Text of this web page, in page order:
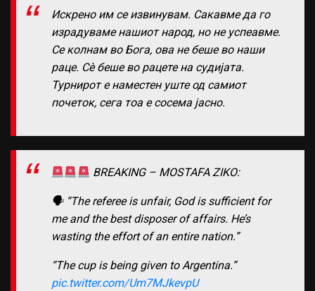
Искрено им се извинувам. Сакавме да го
израдуваме нашиот народ, но не успеавме.
Се колнам во Бога, ова не беше во наши
раце. Сè беше во рацете на судијата.
Турнирот е наместен уште од самиот
почеток, сега тоа е сосема јасно.
BREAKING – MOSTAFA ZIKO:
🗣 “The referee is unfair, God is sufficient for
me and the best disposer of affairs. He’s
wasting the effort of an entire nation.”
“The cup is being given to Argentina.”
pic.twitter.com/Um7MJkevpU